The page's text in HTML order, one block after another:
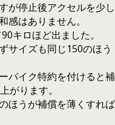
が停止後アクセルを少し
感はありません。
キロほど出ました。
サイズも同じ150のほう
バイク特約を付けると補
がります。
ほうが補償を薄くすれば